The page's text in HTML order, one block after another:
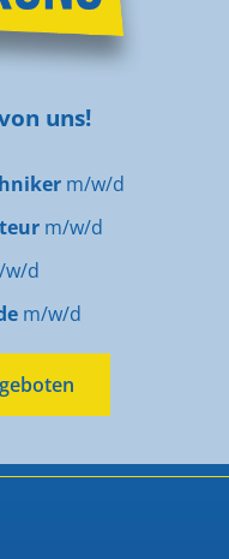
uns!
m/w/d
m/w/d
d
m/w/d